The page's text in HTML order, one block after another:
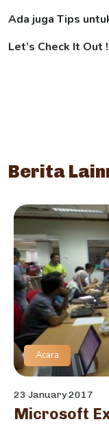
Ada juga Tips
Let’s Check It Out
Berita
Acara
23 January 2017
Microsoft